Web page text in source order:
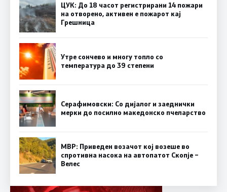
ЦУК: До 18 часот регистрирани 14 пожари
на отворено, активен е пожарот кај
Грешница
Утре сончево и многу топло со
температура до 39 степени
Серафимовски: Со дијалог и заеднички
мерки до посилно македонско пчеларство
МВР: Приведен возачот кој возеше во
спротивна насока на автопатот Скопје –
Велес